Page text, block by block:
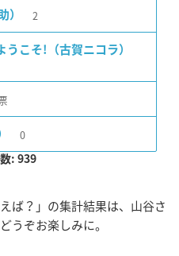
） 2
こそ!（古賀ニコラ）
0
: 939
ば？」の集計結果は、山谷さ
うぞお楽しみに。